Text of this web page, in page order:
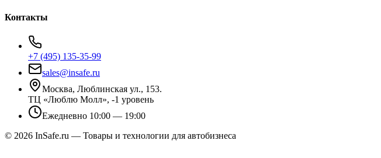
Контакты
+7 (495) 135-35-99
sales@insafe.ru
Москва, Люблинская ул., 153.
ТЦ «Люблю Молл», -1 уровень
Ежедневно 10:00 — 19:00
© 2026 InSafe.ru — Товары и технологии для автобизнеса